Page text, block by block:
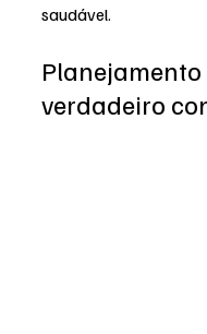
saudável.
verdadeiro